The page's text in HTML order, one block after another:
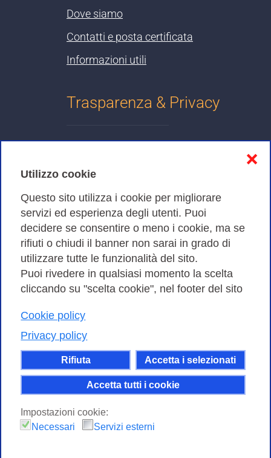
Utilizzo cookie
Questo sito utilizza i cookie per migliorare
servizi ed esperienza degli utenti. Puoi
decidere se consentire o meno i cookie, ma se
rifiuti o chiudi il banner non sarai in grado di
utilizzare tutte le funzionalità del sito.
Puoi rivedere in qualsiasi momento la scelta
cliccando su "scelta cookie", nel footer del sito
Cookie policy
Privacy policy
Rifiuta Accetta i selezionati
Accetta tutti i cookie
❌
Impostazioni cookie:
Necessari
Servizi esterni
Dove siamo
Contatti e posta certificata
Informazioni utili
Trasparenza & Privacy
Cookies Policy
Amministrazione trasparente
Bandi di Gara
Consortium GARR - Via dei Tizii, 6 - 00185 Roma | Tel.
| CF 97284570583 – PI 07577141000 | Codice
Destinatario 7EU9KEU |
Il contenuto di questo sito e' rilasciato, tranne dove
altrimenti indicato, secondo i termini della licenza
Creative Commons
stesso modo 4.0 Internazionale.